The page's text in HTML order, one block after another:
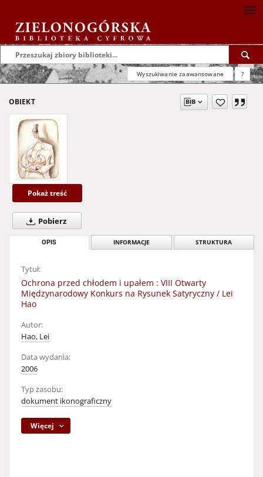
Wyszukiwanie zaawansowane ?
OBIEKT
Pokaż treść
Pobierz
OPIS INFORMACJE STRUKTURA
Tytuł:
Ochrona przed chłodem i upałem : VIII Otwarty
Międzynarodowy Konkurs na Rysunek Satyryczny / Lei
Hao
Autor:
Hao, Lei
Data wydania:
2006
Typ zasobu:
dokument ikonograficzny
Więcej